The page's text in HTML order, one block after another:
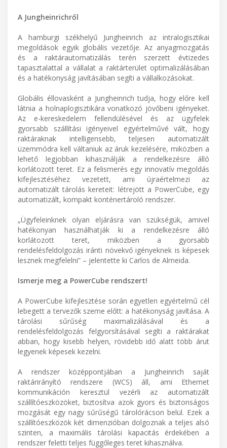
A Jungheinrichről
A hamburgi székhelyű Jungheinrich az intralogisztikai
megoldások egyik globális vezetője. Az anyagmozgatás
és a raktárautomatizálás terén szerzett évtizedes
tapasztalattal a vállalat a raktárterület optimalizálásában
és a hatékonyság javításában segíti a vállalkozásokat.
Globális éllovasként a Jungheinrich tudja, hogy előre kell
látnia a holnaplogisztikára vonatkozó jövőbeni igényeket.
Az e-kereskedelem fellendülésével és az ügyfelek
gyorsabb szállítási igényeivel egyértelművé vált, hogy
raktáraknak intelligensebb, teljesen automatizált
üzemmódra kell váltaniuk az áruk kezelésére, miközben a
lehető legjobban kihasználják a rendelkezésre álló
korlátozott teret. Ez a felismerés egy innovatív megoldás
kifejlesztéséhez vezetett, ami újraértelmezi az
automatizált tárolás kereteit: létrejött a PowerCube, egy
automatizált, kompakt konténertároló rendszer.
„Ügyfeleinknek olyan eljárásra van szükségük, amivel
hatékonyan használhatják ki a rendelkezésre álló
korlátozott teret, miközben a gyorsabb
rendelésfeldolgozás iránti növekvő igényeknek is képesek
lesznek megfelelni” – jelentette ki Carlos de Almeida.
Ismerje meg a PowerCube rendszert!
A PowerCube kifejlesztése során egyetlen egyértelmű cél
lebegett a tervezők szeme előtt: a hatékonyság javítása. A
tárolási sűrűség maximalizálásával és a
rendelésfeldolgozás felgyorsításával segíti a raktárakat
abban, hogy kisebb helyen, rövidebb idő alatt több árut
legyenek képesek kezelni.
A rendszer középpontjában a Jungheinrich saját
raktárirányító rendszere (WCS) áll, ami Ethernet
kommunikáción keresztül vezérli az automatizált
szállítóeszközöket, biztosítva azok gyors és biztonságos
mozgását egy nagy sűrűségű tárolórácson belül. Ezek a
szállítóeszközök két dimenzióban dolgoznak a teljes alsó
szinten, a maximális tárolási kapacitás érdekében a
rendszer feletti teljes függőleges teret kihasználva.